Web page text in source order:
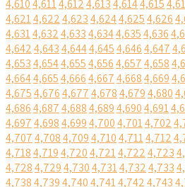
4,6104,6114,6124,6134,6144,615
4,6214,6224,6234,6244,6254,626
4,6314,6324,6334,6344,6354,636
4,6424,6434,6444,6454,6464,647
4,6534,6544,6554,6564,6574,658
4,6644,6654,6664,6674,6684,669
4,6754,6764,6774,6784,6794,680
4,6864,6874,6884,6894,6904,691
4,6974,6984,6994,7004,7014,702
4,7074,7084,7094,7104,7114,712
4,7184,7194,7204,7214,7224,723
4,7284,7294,7304,7314,7324,733
4,7384,7394,7404,7414,7424,743